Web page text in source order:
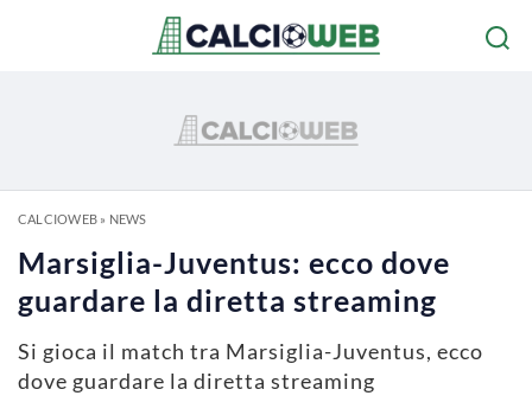
CALCIOWEB» NEWS
Marsiglia-Juventus: ecco dove
guardare la diretta streaming
Si gioca il match tra Marsiglia-Juventus, ecco
dove guardare la diretta streaming